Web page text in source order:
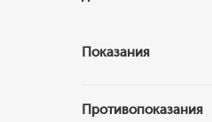
Показания
Противопоказания